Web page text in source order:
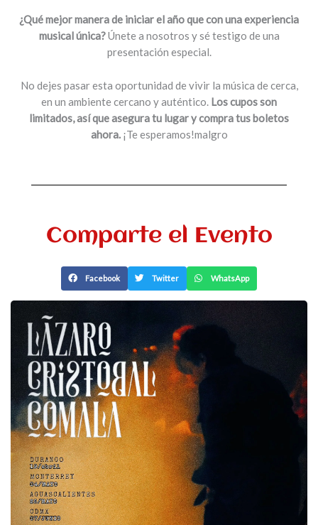
¿Qué mejor manera de iniciar el año que con una experiencia
musical única?Únete a nosotros y sé testigo de una
presentación especial.
No dejes pasar esta oportunidad de vivir la música de cerca,
en un ambiente cercano y auténtico. Los cupos son
limitados, así que asegura tu lugar y compra tus boletos
ahora.¡Te esperamos!malgro
Comparte el Evento
Facebook Twitter WhatsApp